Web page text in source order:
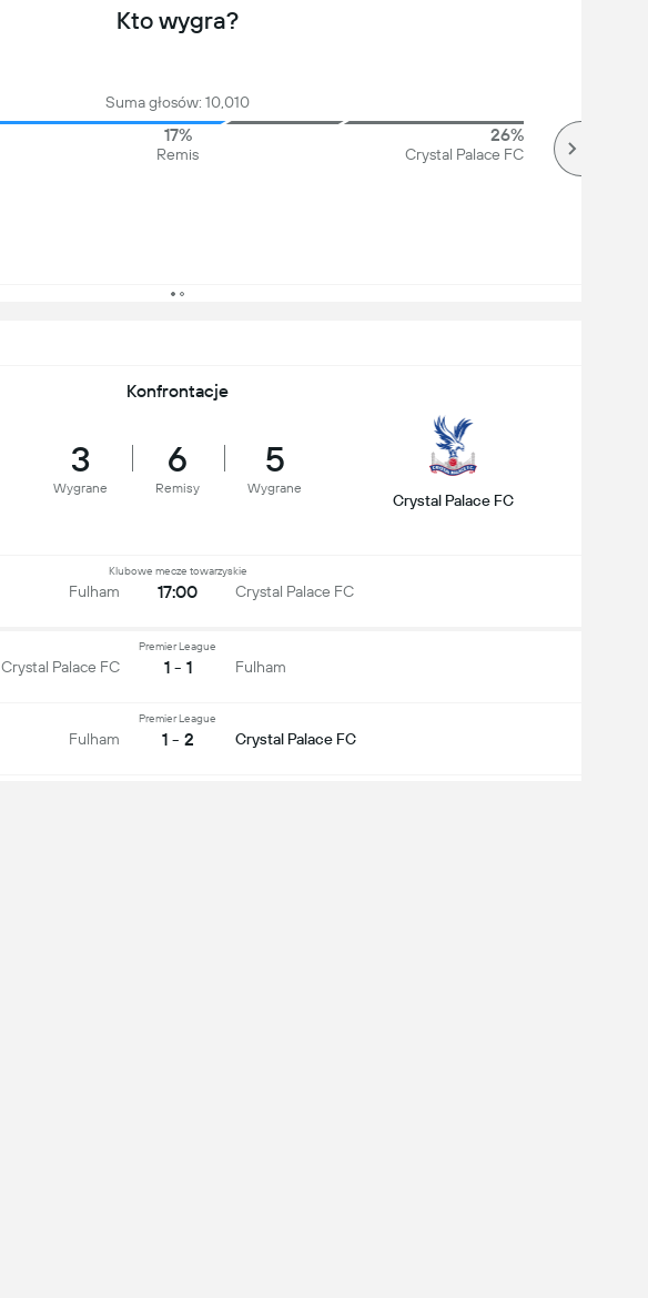
Kto wygra?
Suma głosów: 10,010
17%
Remis
26%
Crystal Palace FC
Konfrontacje
3
Wygrane
6
Remisy
5
Wygrane
Crystal Palace FC
Fulham
Klubowe mecze towarzyskie
17:00 Crystal Palace FC
Crystal Palace FC
Premier League
1 - 1 Fulham
Fulham
Premier League
1 - 2 Crystal Palace FC